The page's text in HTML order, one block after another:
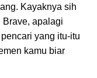
Kayaknya sih
apalagi
yang itu-itu
kamu biar